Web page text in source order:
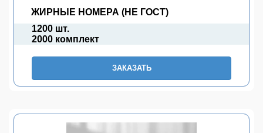
ЖИРНЫЕ НОМЕРА (НЕ ГОСТ)
1200 шт.
2000 комплект
ЗАКАЗАТЬ